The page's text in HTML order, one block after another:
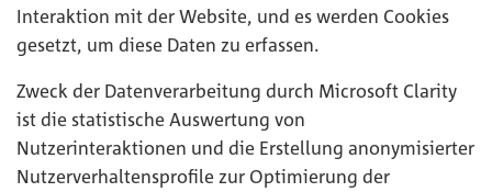
Interaktion mit der Website, und es werden Cookies
gesetzt, um diese Daten zu erfassen.
Zweck der Datenverarbeitung durch Microsoft Clarity
ist die statistische Auswertung von
Nutzerinteraktionen und die Erstellung anonymisierter
Nutzerverhaltensprofile zur Optimierung der